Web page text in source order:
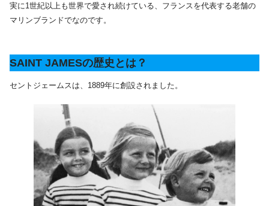
実に1世紀以上も世界で愛され続けている、フランスを代表する老舗の
マリンブランドでなのです。
SAINT JAMESの歴史とは？
セントジェームスは、1889年に創設されました。